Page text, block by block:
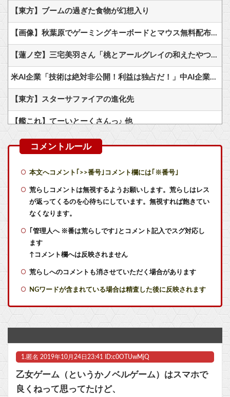
【東方】ブームの過ぎた食物が幻想入り
【画像】秋葉原でゲーミングキーボードとマウス無料配布するよ→結果
【蓮ノ空】三宅美羽さん「桃とアールグレイの和えたやつ食べたい」【ラブライブ！】
米AI企業「技術は絶対非公開！利益は独占だ！」中AI企業「人類に公開します、独り占めなんて罰が当たる」←これｗｗ
【東方】スターサファイアの進化先
【艦これ】てーいとーくさんっ♪ 他
【艦これ】でもイベントのたびに思うんだ 空母機動部隊ってクソだわ！
Switch2版『モンハンワイルズ』の動作環境が判明！
【朗報】 献血しながら引いたガチャがまさかの結果に
ファイファン5で唯一学んだことｗｗｗｗｗｗｗｗ
サイバスターが一番輝いてたスパロボ
【ラブライブ！】LuckyFes'26配信中！他
RPGでレベル上げまくってボスも余裕にするやつｗｗｗｗ
RPGでレベル上げまくってボスも余裕にするやつｗｗｗｗ
本文へコメント｢>>番号｣コメント欄には｢※番号｣
荒らしコメントは無視するようお願いします。荒らしはレス
が返ってくるのを心待ちにしています。無視すれば飽きてい
なくなります。
｢管理人へ ※番は荒らしです｣とコメント記入でスグ対応し
ます
↑コメント欄へは反映されません
荒らしへのコメントも消させていただく場合があります
NGワードが含まれている場合は精査した後に反映されます
1. 匿名 2019年10月24日23:41 ID:c0OTUwMjQ
乙女ゲーム（というかノベルゲーム）はスマホで
良くねって思ってたけど、